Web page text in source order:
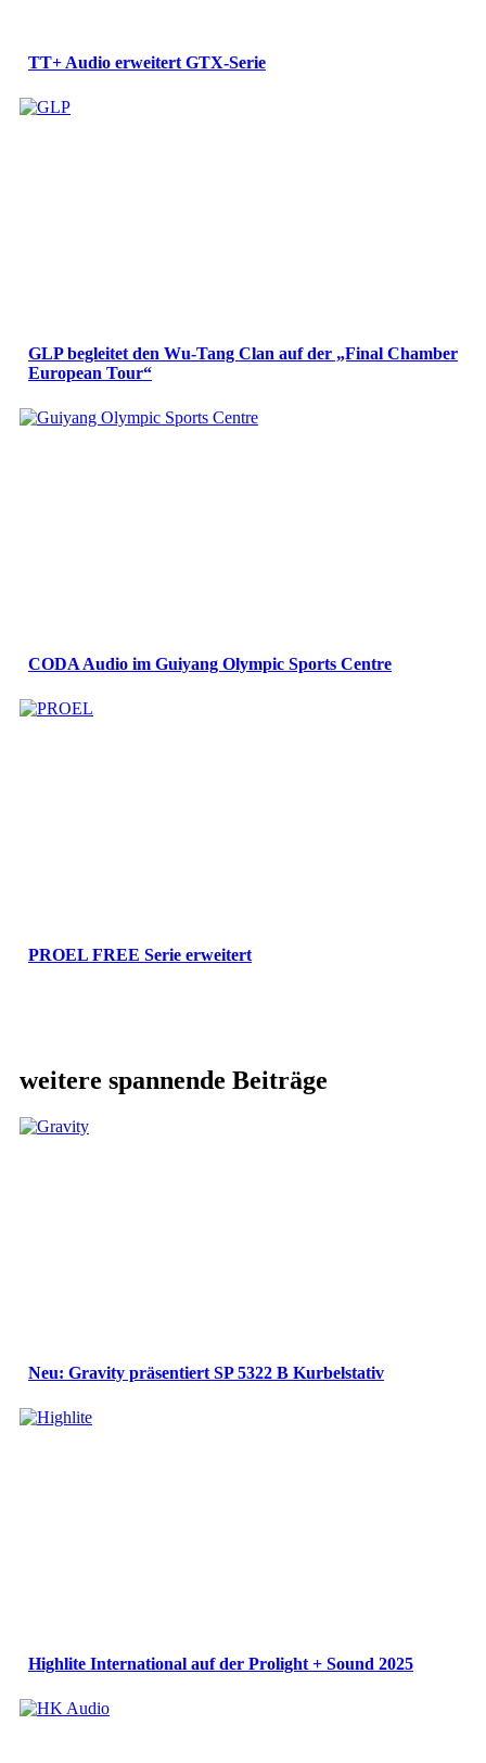
TT+ Audio erweitert GTX-Serie
GLP begleitet den Wu-Tang Clan auf der „Final Chamber
European Tour“
CODA Audio im Guiyang Olympic Sports Centre
PROEL FREE Serie erweitert
weitere spannende Beiträge
Neu: Gravity präsentiert SP 5322 B Kurbelstativ
Highlite International auf der Prolight + Sound 2025